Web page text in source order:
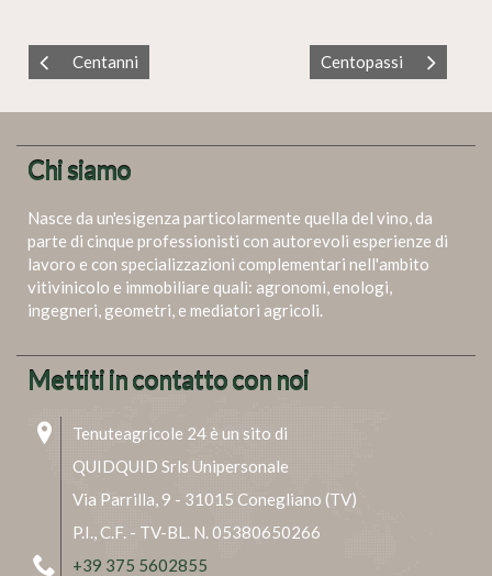
Centanni Centopassi
Chi siamo
Nasce da un'esigenza particolarmente quella del vino, da
parte di cinque professionisti con autorevoli esperienze di
lavoro e con specializzazioni complementari nell'ambito
vitivinicolo e immobiliare quali: agronomi, enologi,
ingegneri, geometri, e mediatori agricoli.
Mettiti in contatto con noi
Tenuteagricole 24 è un sito di
QUIDQUID Srls Unipersonale
Via Parrilla, 9 - 31015 Conegliano (TV)
P.I., C.F. - TV-BL. N. 05380650266
+39 375 5602855